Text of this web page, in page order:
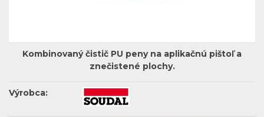
Kombinovaný čistič PU peny na aplikačnú pištoľ a
znečistené plochy.
Výrobca: